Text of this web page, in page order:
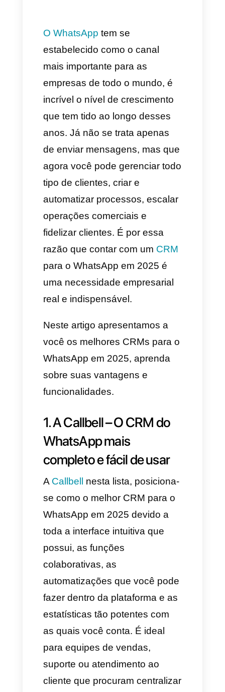
4. O Kommo (antes
amoCRM)
Conclusão
O WhatsApptem se
estabelecido como o canal
mais importante para as
empresas de todo o mundo, é
incrível o nível de crescimento
que tem tido ao longo desses
anos. Já não se trata apenas
de enviar mensagens, mas que
agora você pode gerenciar todo
tipo de clientes, criar e
automatizar processos, escalar
operações comerciais e
fidelizar clientes. É por essa
para o WhatsApp em 2025 é
uma necessidade empresarial
real e indispensável.
Neste artigo apresentamos a
você os melhores CRMs para o
WhatsApp em 2025, aprenda
sobre suas vantagens e
funcionalidades.
1. A Callbell – O CRM do
WhatsApp mais
completo e fácil de usar